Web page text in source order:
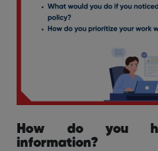
How do you
information?